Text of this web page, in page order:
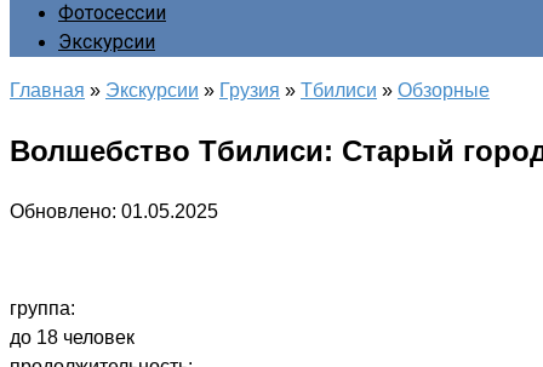
Фотосессии
Экскурсии
Главная » Экскурсии » Грузия » Тбилиси » Обзорные
Волшебство Тбилиси: Старый
Обновлено: 01.05.2025
группа:
до 18 человек